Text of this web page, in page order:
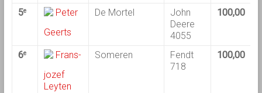
5e
Peter
Geerts
De Mortel
John
Deere
4055
100,00
6e
Frans-
jozef
Leyten
Someren
Fendt
718
100,00